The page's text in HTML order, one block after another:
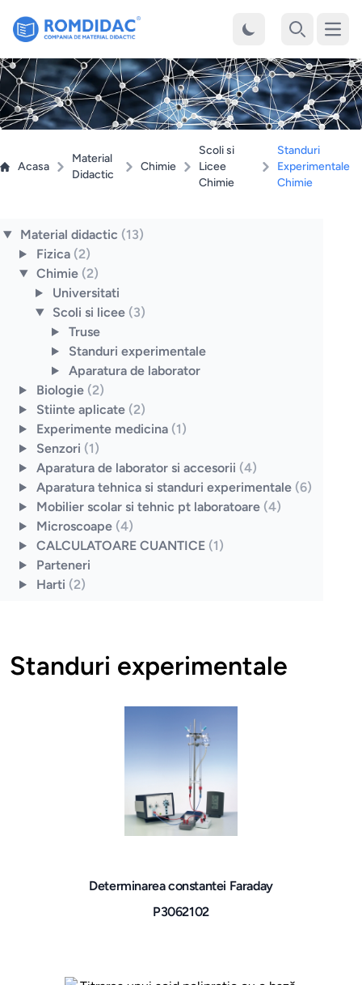
Acasa
Material
Didactic
Chimie
Scoli si
Licee
Chimie
Standuri
Experimentale
Chimie
Material didactic (13)
Fizica (2)
Chimie (2)
Universitati
Scoli si licee (3)
Truse
Standuri experimentale
Aparatura de laborator
Biologie (2)
Stiinte aplicate (2)
Experimente medicina (1)
Senzori (1)
Aparatura de laborator si accesorii (4)
Aparatura tehnica si standuri experimentale (6)
Mobilier scolar si tehnic pt laboratoare (4)
Microscoape (4)
CALCULATOARE CUANTICE (1)
Parteneri
Harti (2)
Standuri experimentale
Determinarea constantei Faraday
P3062102